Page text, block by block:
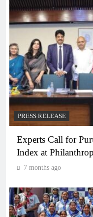
PRESS RELEASE
Experts Call for
Index at
7 months ago